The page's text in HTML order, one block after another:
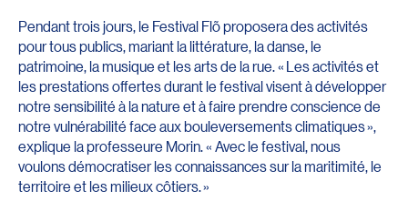
Pendant trois jours, le Festival Flõ proposera des activités
pour tous publics, mariant la littérature, la danse, le
patrimoine, la musique et les arts de la rue. « Les activités et
les prestations offertes durant le festival visent à développer
notre sensibilité à la nature et à faire prendre conscience de
notre vulnérabilité face aux bouleversements climatiques »,
explique la professeure Morin. « Avec le festival, nous
voulons démocratiser les connaissances sur la maritimité, le
territoire et les milieux côtiers. »